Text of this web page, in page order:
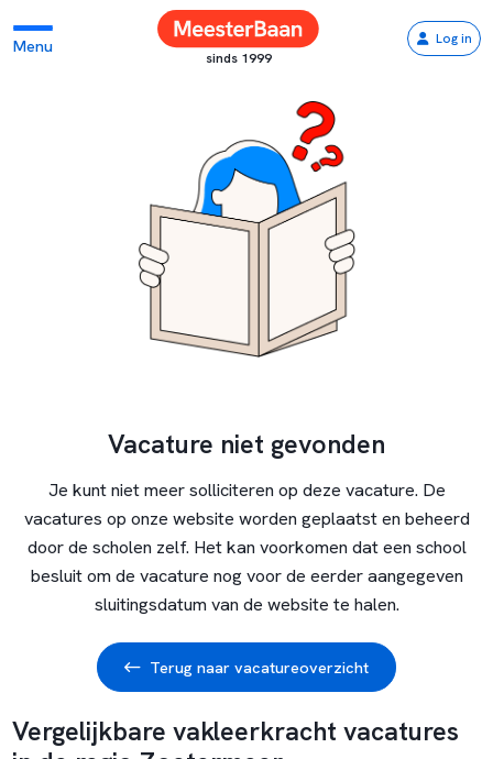
Menu
sinds 1999
Log in
Vacature niet gevonden
Je kunt niet meer solliciteren op deze vacature. De
vacatures op onze website worden geplaatst en beheerd
door de scholen zelf. Het kan voorkomen dat een school
besluit om de vacature nog voor de eerder aangegeven
sluitingsdatum van de website te halen.
Terug naar vacatureoverzicht
Vergelijkbare vakleerkracht vacatures